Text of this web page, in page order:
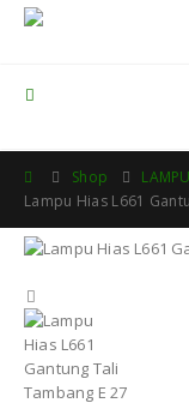
Shop
Lampu Hias L661